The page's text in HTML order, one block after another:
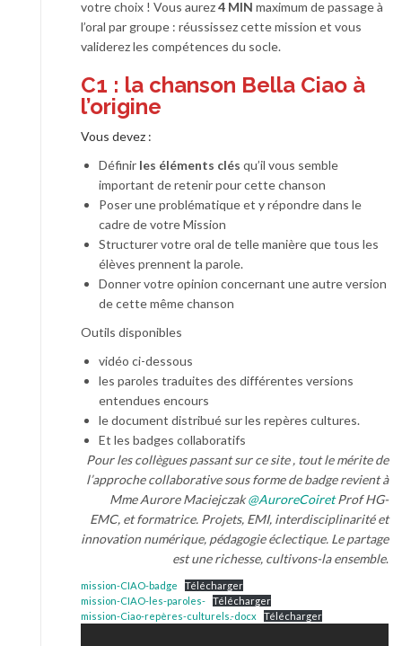
votre choix ! Vous aurez4 MIN maximum de passage à
l’oral par groupe : réussissez cette mission et vous
validerez les compétences du socle.
C1 : la chanson Bella Ciao à
l’origine
Vous devez :
Définir les éléments clés qu’il vous semble
important de retenir pour cette chanson
Poser une problématique et y répondre dans le
cadre de votre Mission
Structurer votre oral de telle manière que tous les
élèves prennent la parole.
Donner votre opinion concernant une autre version
de cette même chanson
Outils disponibles
vidéo ci-dessous
les paroles traduites des différentes versions
entendues encours
le document distribué sur les repères cultures.
Et les badges collaboratifs
Pour les collègues passant sur ce site , tout le mérite de
l’approche collaborative sous forme de badge revient à
Mme Aurore Maciejczak@AuroreCoiretProf HG-
EMC, et formatrice. Projets, EMI, interdisciplinarité et
innovation numérique, pédagogie éclectique. Le partage
est une richesse, cultivons-la ensemble.
mission-CIAO-badge
Télécharger
mission-CIAO-les-paroles-
Télécharger
mission-Ciao-repères-culturels.-docx
Télécharger